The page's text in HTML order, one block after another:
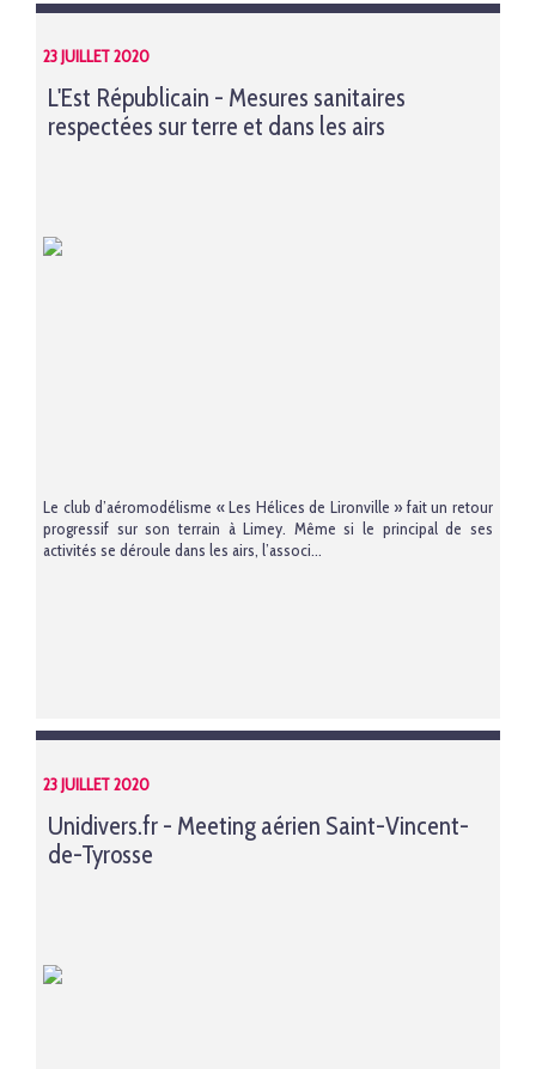
23 JUILLET 2020
L'Est Républicain - Mesures sanitaires
respectées sur terre et dans les airs
Le club d’aéromodélisme « Les Hélices de Lironville » fait un retour
progressif sur son terrain à Limey. Même si le principal de ses
activités se déroule dans les airs, l’associ...
23 JUILLET 2020
Unidivers.fr - Meeting aérien Saint-Vincent-
de-Tyrosse